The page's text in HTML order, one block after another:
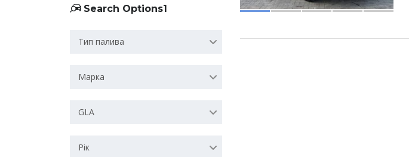
Search Options1
Тип палива
Марка
GLA
Рік